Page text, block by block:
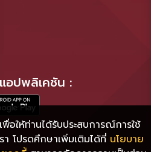
พื่อให้ท่านได้รับประสบการณ์การใช้
โปรดศึกษาเพิ่มเติมได้ที่ นโยบาย
อปพลิเคชัน :